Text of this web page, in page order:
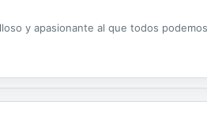
y apasionante al que todos podemos